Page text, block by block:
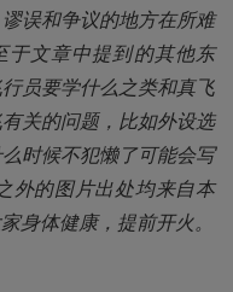
误和争议的地方在所难
于文章中提到的其他东
员要学什么之类和真飞
关的问题，比如外设选
时候不犯懒了可能会写
外的图片出处均来自本
身体健康，提前开火。